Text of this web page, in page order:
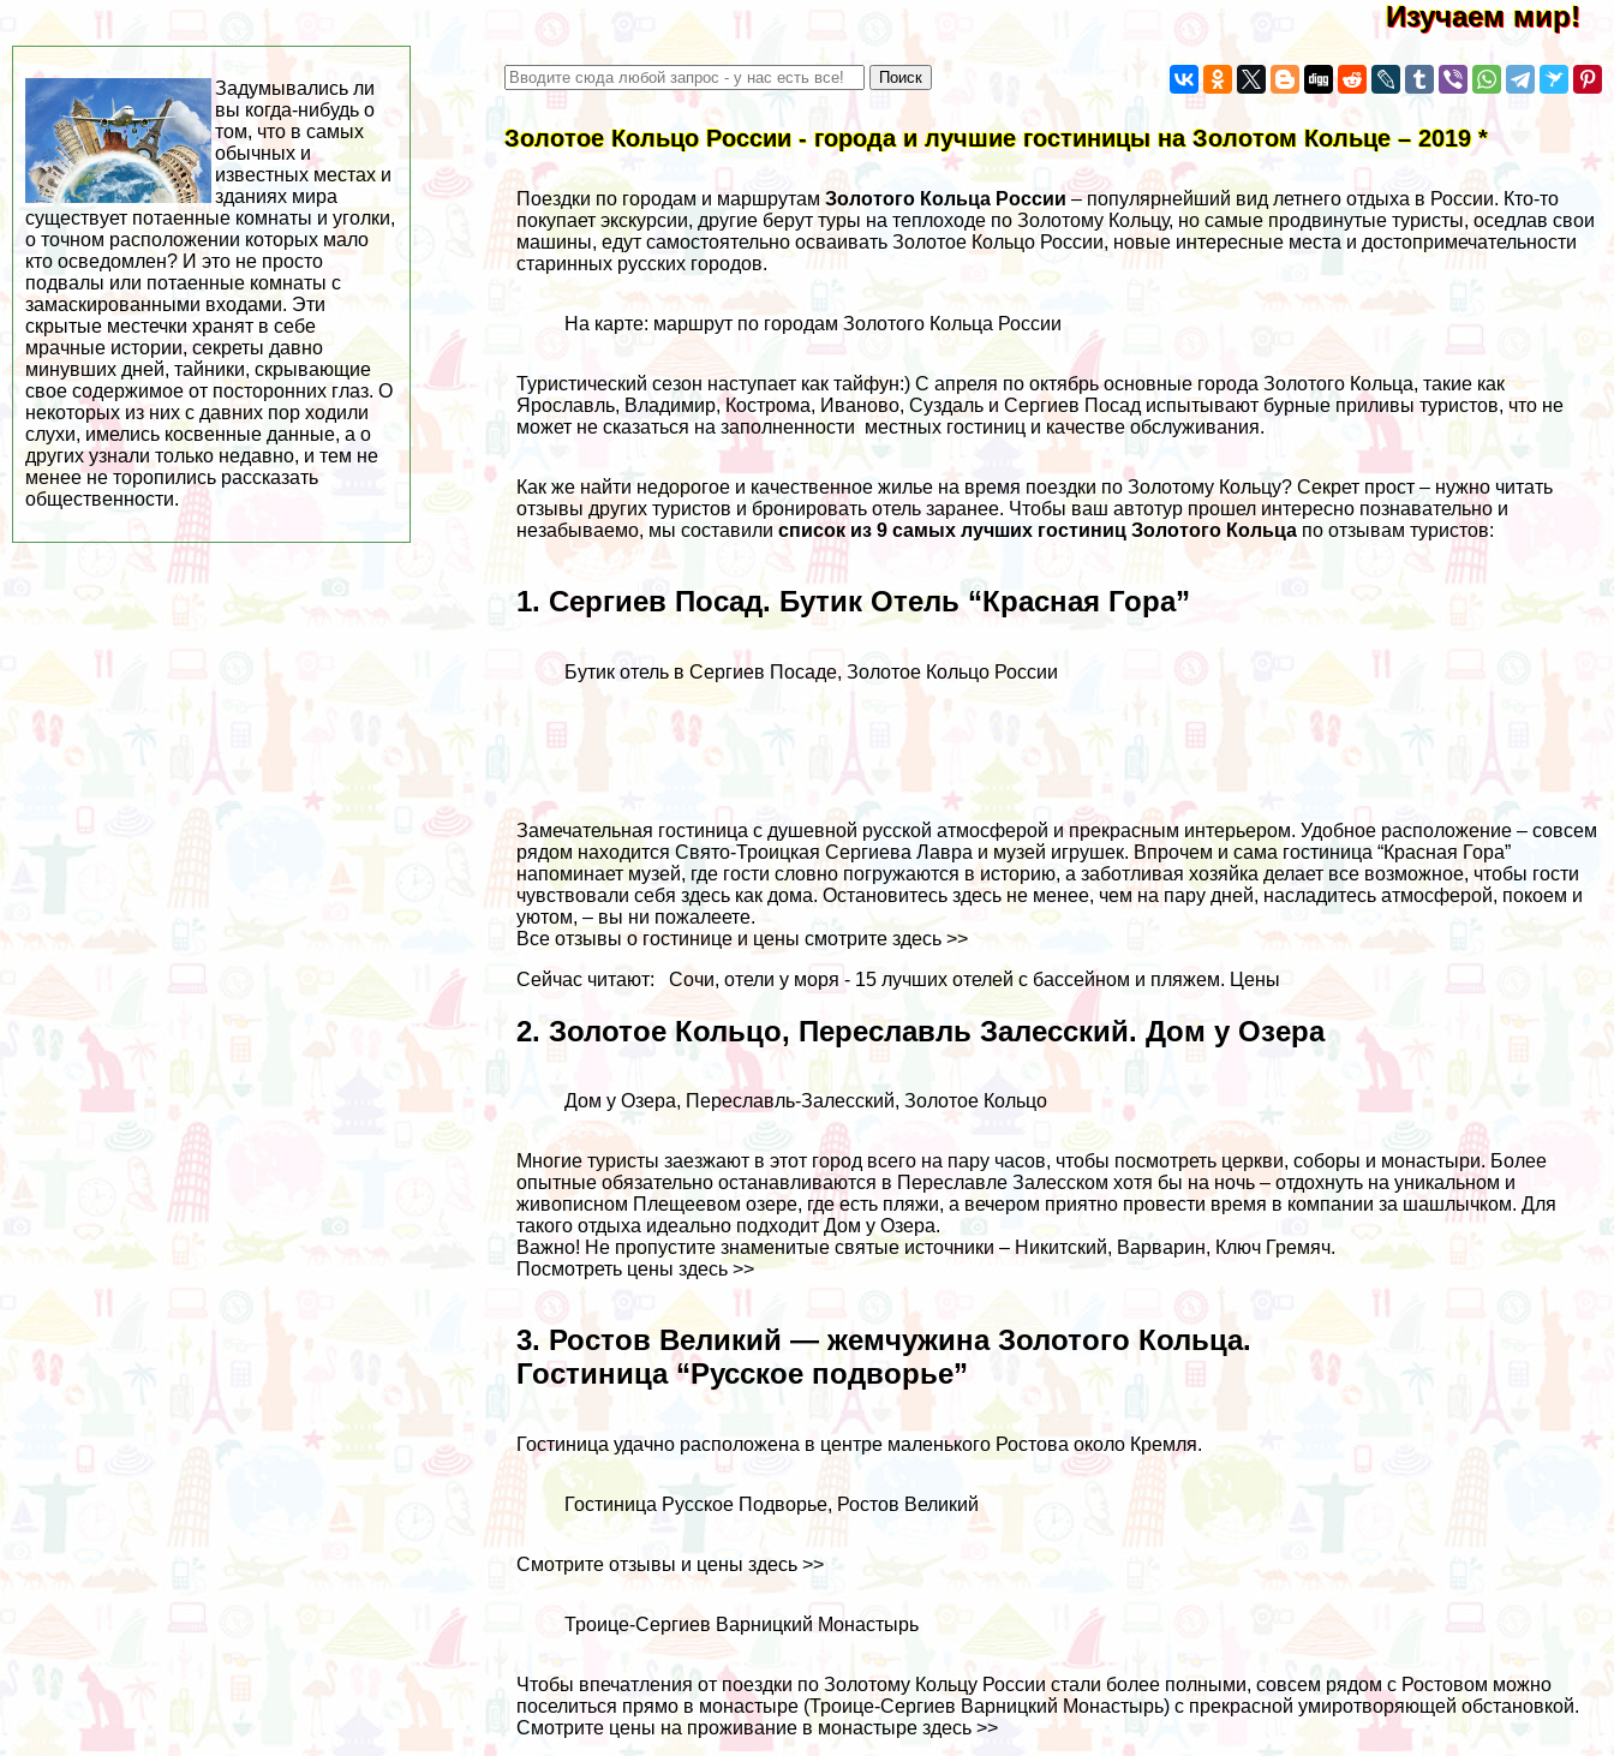
Изучаем мир!
Золотое Кольцо России - города и лучшие гостиницы на Золотом Кольце – 2019 *
Поездки по городам и маршрутамЗолотого Кольца России– популярнейший вид летнего отдыха в России. Кто-то
покупает экскурсии, другие берут туры на теплоходе по Золотому Кольцу, но самые продвинутые туристы, оседлав свои
машины, едут самостоятельно осваивать Золотое Кольцо России, новые интересные места и достопримечательности
старинных русских городов.
На карте: маршрут по городам Золотого Кольца России
Туристический сезон наступает как тайфун:) С апреля по октябрь основные города Золотого Кольца, такие как
Ярославль, Владимир, Кострома, Иваново, Суздаль и Сергиев Посад испытывают бурные приливы туристов, что не
может не сказаться на заполненности местных гостиниц и качестве обслуживания.
Как же найти недорогое и качественное жилье на время поездки по Золотому Кольцу? Секрет прост – нужно читать
отзывы других туристов и бронировать отель заранее. Чтобы ваш автотур прошел интересно познавательно и
незабываемо, мы составилисписок из 9 самых лучших гостиниц Золотого Кольца по отзывам туристов:
1. Сергиев Посад. Бутик Отель “Красная Гора”
Бутик отель в Сергиев Посаде, Золотое Кольцо России
Замечательная гостиница с душевной русской атмосферой и прекрасным интерьером. Удобное расположение – совсем
рядом находится Свято-Троицкая Сергиева Лавра и музей игрушек. Впрочем и сама гостиница “Красная Гора”
напоминает музей, где гости словно погружаются в историю, а заботливая хозяйка делает все возможное, чтобы гости
чувствовали себя здесь как дома. Остановитесь здесь не менее, чем на пару дней, насладитесь атмосферой, покоем и
уютом, – вы ни пожалеете.
Все отзывы о гостинице и цены смотритездесь >>
Сейчас читают:
Сочи, отели у моря - 15 лучших отелей с бассейном и пляжем. Цены
2. Золотое Кольцо, Переславль Залесский. Дом у Озера
Дом у Озера, Переславль-Залесский, Золотое Кольцо
Многие туристы заезжают в этот город всего на пару часов, чтобы посмотреть церкви, соборы и монастыри. Более
опытные обязательно останавливаются в Переславле Залесском хотя бы на ночь – отдохнуть на уникальном и
живописном Плещеевом озере, где есть пляжи, а вечером приятно провести время в компании за шашлычком. Для
такого отдыха идеально подходит Дом у Озера.
Важно! Не пропустите знаменитые святые источники – Никитский, Варварин, Ключ Гремяч.
Посмотреть ценыздесь >>
3. Ростов Великий — жемчужина Золотого Кольца.
Гостиница “Русское подворье”
Гостиница удачно расположена в центре маленького Ростова около Кремля.
Гостиница Русское Подворье, Ростов Великий
Смотрите отзывы и ценыздесь >>
Троице-Сергиев Варницкий Монастырь
Чтобы впечатления от поездки по Золотому Кольцу России стали более полными, совсем рядом с Ростовом можно
поселиться прямо в монастыре (Троице-Сергиев Варницкий Монастырь) с прекрасной умиротворяющей обстановкой.
Смотрите цены на проживание в монастырездесь >>
Задумывались ли
вы когда-нибудь о
том, что в самых
обычных и
известных местах и
зданиях мира
существует потаенные комнаты и уголки,
о точном расположении которых мало
кто осведомлен? И это не просто
подвалы или потаенные комнаты с
замаскированными входами. Эти
скрытые местечки хранят в себе
мрачные истории, секреты давно
минувших дней, тайники, скрывающие
свое содержимое от посторонних глаз. О
некоторых из них с давних пор ходили
слухи, имелись косвенные данные, а о
других узнали только недавно, и тем не
менее не торопились рассказать
общественности.